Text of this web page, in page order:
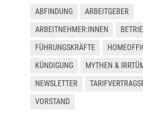
ABFINDUNG
ARBEITGEBER
ARBEITNEHMER:INNEN
FÜHRUNGSKRÄFTE
KÜNDIGUNG
MYTHEN &
NEWSLETTER
VORSTAND